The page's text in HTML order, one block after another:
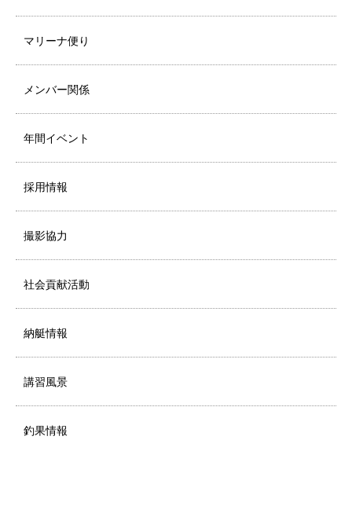
マリーナ便り
メンバー関係
年間イベント
採用情報
撮影協力
社会貢献活動
納艇情報
講習風景
釣果情報